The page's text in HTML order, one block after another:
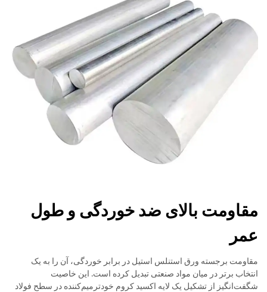
مقاومت بالای ضد خوردگی و طول
عمر
مقاومت برجسته ورق استنلس استیل در برابر خوردگی، آن را به یک
انتخاب برتر در میان مواد صنعتی تبدیل کرده است. این خاصیت
شگفت‌انگیز از تشکیل یک لایه اکسید کروم خودترمیم‌کننده در سطح فولاد